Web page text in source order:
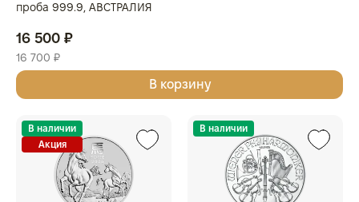
проба 999.9, АВСТРАЛИЯ
16 500 ₽
16 700 ₽
В корзину
В наличии
Акция
В наличии